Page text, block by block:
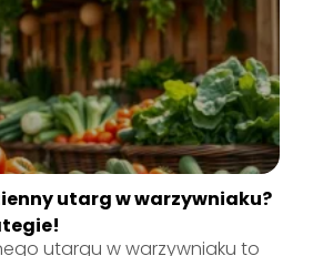
utarg w warzywniaku?
utargu w warzywniaku to